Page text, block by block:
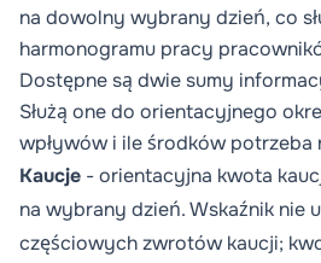
na dowolny wybrany dzień, co
harmonogramu pracy
Dostępne są dwie sumy
Służą one do orientacyjnego
wpływów i ile środków potrzeba
Kaucje - orientacyjna kwota
na wybrany dzień. Wskaźnik nie
częściowych zwrotów kaucji;